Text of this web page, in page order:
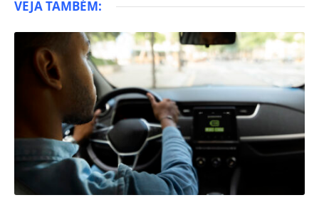
VEJA TAMBÉM: